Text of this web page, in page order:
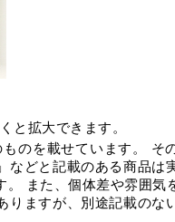
と拡大できます。
のを載せています。 そ
などと記載のある商品は
。 また、個体差や雰囲気
りますが、別途記載のな